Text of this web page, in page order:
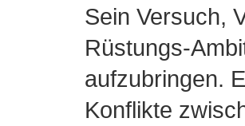
Sein Versuch,
Rüstungs-
aufzubringen.
Konflikte